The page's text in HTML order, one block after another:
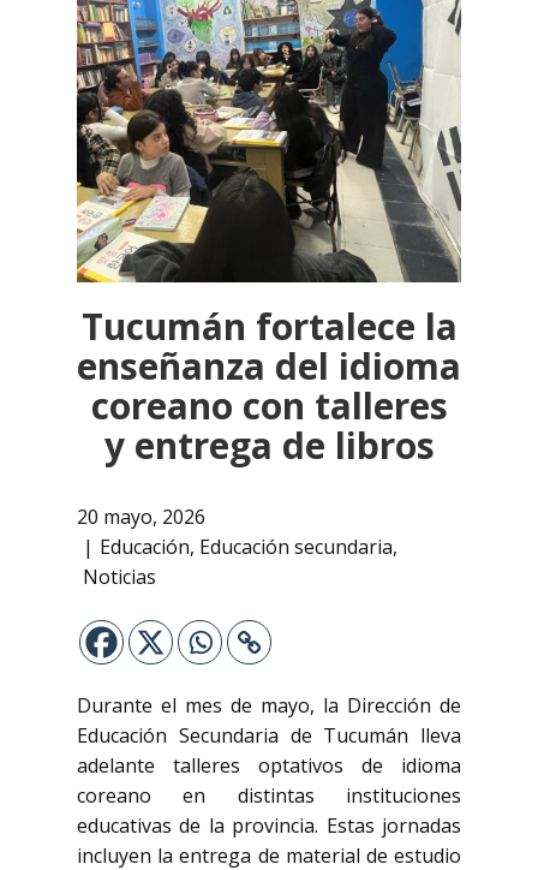
Tucumán fortalece la
enseñanza del idioma
coreano con talleres
y entrega de libros
20 mayo, 2026
Educación, Educación secundaria,
Noticias
Durante el mes de mayo, la Dirección de
Educación Secundaria de Tucumán lleva
adelante talleres optativos de idioma
coreano en distintas instituciones
educativas de la provincia. Estas jornadas
incluyen la entrega de material de estudio